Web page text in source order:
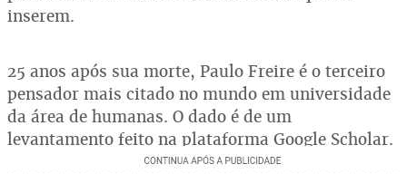
inserem.
25 anos após sua morte, Paulo Freire é o terceiro
pensador mais citado no mundo em universidade
da área de humanas. O dado é de um
levantamento feito na plataforma Google Scholar.